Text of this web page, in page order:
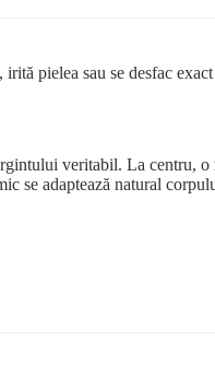
pielea sau se desfac
veritabil. La centru, o
se adaptează natural